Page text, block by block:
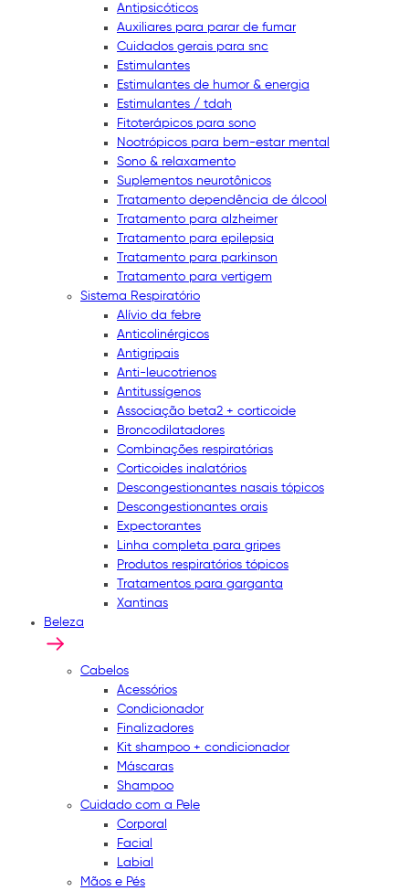
Antipsicóticos
Auxiliares para parar de fumar
Cuidados gerais para snc
Estimulantes
Estimulantes de humor & energia
Estimulantes / tdah
Fitoterápicos para sono
Nootrópicos para bem-estar mental
Sono & relaxamento
Suplementos neurotônicos
Tratamento dependência de álcool
Tratamento para alzheimer
Tratamento para epilepsia
Tratamento para parkinson
Tratamento para vertigem
Sistema Respiratório
Alívio da febre
Anticolinérgicos
Antigripais
Anti-leucotrienos
Antitussígenos
Associação beta2 + corticoide
Broncodilatadores
Combinações respiratórias
Corticoides inalatórios
Descongestionantes nasais tópicos
Descongestionantes orais
Expectorantes
Linha completa para gripes
Produtos respiratórios tópicos
Tratamentos para garganta
Xantinas
Beleza
Cabelos
Acessórios
Condicionador
Finalizadores
Kit shampoo + condicionador
Máscaras
Shampoo
Cuidado com a Pele
Corporal
Facial
Labial
Mãos e Pés